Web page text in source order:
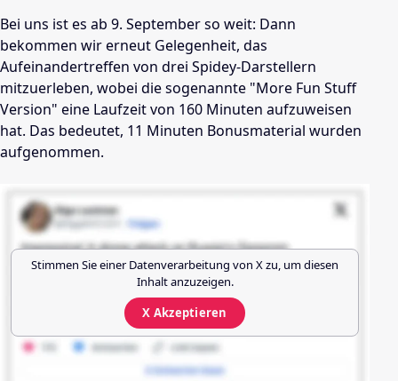
Bei uns ist es ab 9. September so weit: Dann
bekommen wir erneut Gelegenheit, das
Aufeinandertreffen von drei Spidey-Darstellern
mitzuerleben, wobei die sogenannte "More Fun Stuff
Version" eine Laufzeit von 160 Minuten aufzuweisen
hat. Das bedeutet, 11 Minuten Bonusmaterial wurden
aufgenommen.
Stimmen Sie einer Datenverarbeitung von Xzu, um diesen
Inhalt anzuzeigen.
X Akzeptieren